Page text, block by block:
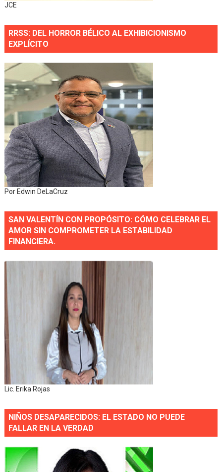
JCE
RRSS: DEL HORROR BÉLICO AL EXHIBICIONISMO
EXPLÍCITO
Por Edwin DeLaCruz
SAN VALENTÍN CON PROPÓSITO: CÓMO CELEBRAR EL
AMOR SIN COMPROMETER LA ESTABILIDAD
FINANCIERA.
Lic. Erika Rojas
NIÑOS DESAPARECIDOS: EL ESTADO NO PUEDE
FALLAR EN LA VERDAD